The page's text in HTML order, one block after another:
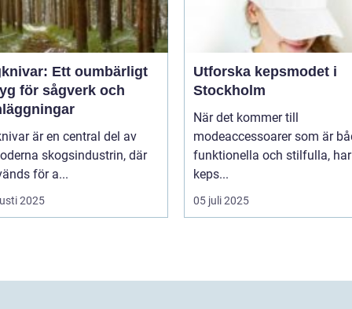
Ett oumbärligt
för sågverk och
är en central del av
skogsindustrin, där
för a...
2025
Utforska kepsmodet i
Stockholm
När det kommer till
modeaccessoarer som är
funktionella och stilfulla, har
keps...
05 juli 2025